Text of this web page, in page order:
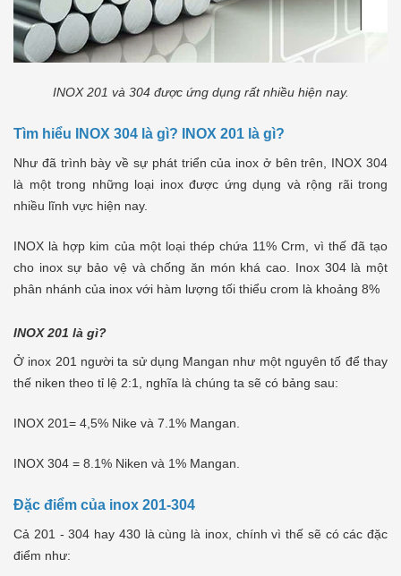
INOX 201 và 304 được ứng dụng rất nhiều hiện nay.
Tìm hiểu INOX 304 là gì? INOX 201 là gì?
Như đã trình bày về sự phát triển của inox ở bên trên, INOX 304
là một trong những loại inox được ứng dụng và rộng rãi trong
nhiều lĩnh vực hiện nay.
INOX là hợp kim của một loại thép chứa 11% Crm, vì thế đã tạo
cho inox sự bảo vệ và chống ăn món khá cao. Inox 304 là một
phân nhánh của inox với hàm lượng tối thiểu crom là khoảng 8%
INOX 201 là gì?
Ở inox 201 người ta sử dụng Mangan như một nguyên tố để thay
thế niken theo tỉ lệ 2:1, nghĩa là chúng ta sẽ có bảng sau:
INOX 201= 4,5% Nike và 7.1% Mangan.
INOX 304 = 8.1% Niken và 1% Mangan.
Đặc điểm của inox 201-304
Cả 201 - 304 hay 430 là cùng là inox, chính vì thế sẽ có các đặc
điểm như: